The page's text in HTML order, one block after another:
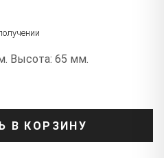
Высота: 65 мм.
В КОРЗИНУ